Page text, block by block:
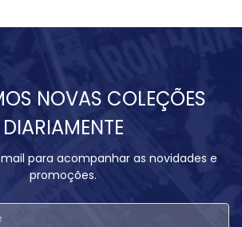
NOVAS COLEÇÕES
DIARIAMENTE
para acompanhar as novidades e
promoções.